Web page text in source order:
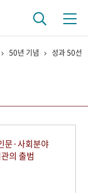
자들
50년 기념 성과 50선
문·사회분야
의 출범